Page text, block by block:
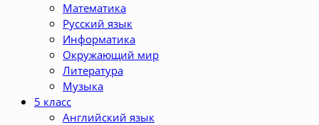
Математика
Русский язык
Информатика
Окружающий мир
Литература
Музыка
5 класс
Английский язык